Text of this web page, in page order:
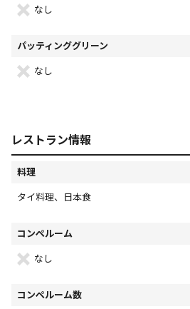
なし
パッティンググリーン
なし
レストラン情報
料理
タイ料理、日本食
コンペルーム
なし
コンペルーム数